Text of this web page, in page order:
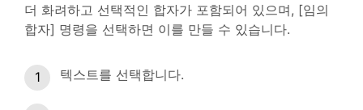
더 화려하고 선택적인 합자가 포함되어 있으며, [임의
합자] 명령을 선택하면 이를 만들 수 있습니다.
텍스트를 선택합니다.